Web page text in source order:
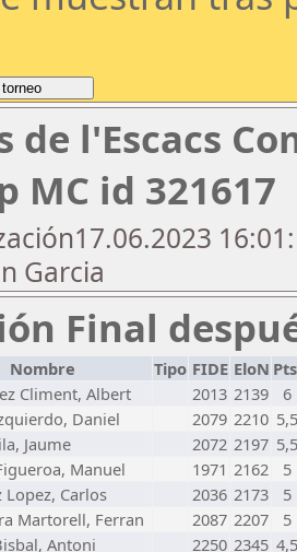
de l'Escacs
MC id 321617
Garcia
Final
Nombre Tipo FIDE EloN
Climent, Albert 2013 2139
6
Daniel 2079 2210
Jaume 2072 2197
Manuel 1971 2162
5
Lopez, Carlos 2036 2173
5
Martorell, Ferran 2087 2207
5
Antoni 2250 2345